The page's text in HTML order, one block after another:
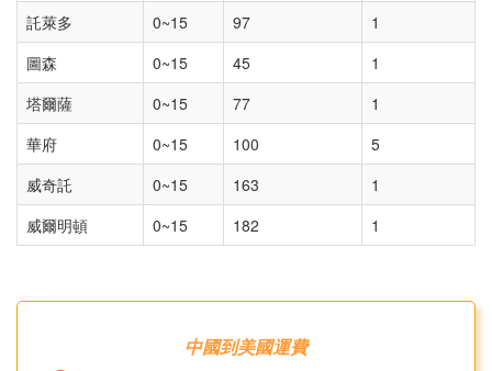
託萊多
0~15 97
1
圖森
0~15 45
1
塔爾薩
0~15 77
1
華府
0~15 100
5
威奇託
0~15 163
1
威爾明頓
0~15 182 1
中國到美國運費